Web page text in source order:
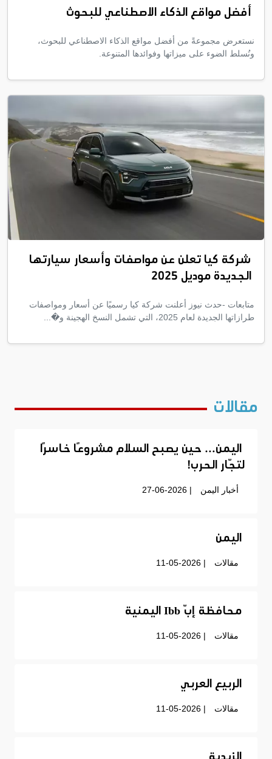
أفضل مواقع الذكاء الاصطناعي للبحوث
نستعرض مجموعةً من أفضل مواقع الذكاء الاصطناعي للبحوث،
ونُسلط الضوء على ميزاتها وفوائدها المتنوعة.
شركة كيا تعلن عن مواصفات وأسعار سيارتها
الجديدة موديل 2025
متابعات -حدث نيوز أعلنت شركة كيا رسميًا عن أسعار ومواصفات
طرازاتها الجديدة لعام 2025، التي تشمل النسخ الهجينة و�...
مقالات
اليمن… حين يصبح السلام مشروعًا خاسرًا
لتجّار الحرب!
أخبار اليمن | 27-06-2026
اليمن
مقالات | 11-05-2026
محافظة إبّ Ibb اليمنية
مقالات | 11-05-2026
الربيع العربي
مقالات | 11-05-2026